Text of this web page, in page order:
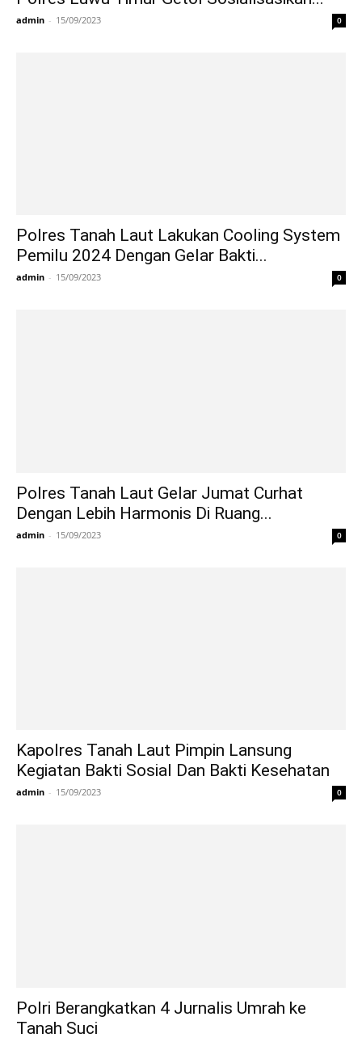
admin - 15/09/2023 0
Polres Tanah Laut Lakukan Cooling System
Pemilu 2024 Dengan Gelar Bakti...
admin - 15/09/2023 0
Polres Tanah Laut Gelar Jumat Curhat
Dengan Lebih Harmonis Di Ruang...
admin - 15/09/2023 0
Kapolres Tanah Laut Pimpin Lansung
Kegiatan Bakti Sosial Dan Bakti Kesehatan
admin - 15/09/2023 0
Polri Berangkatkan 4 Jurnalis Umrah ke
Tanah Suci